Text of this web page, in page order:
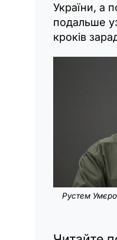
України, а
подальше
кроків
Рустем